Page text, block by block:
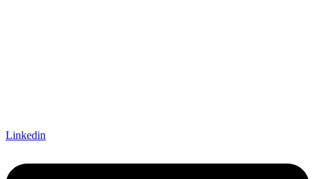
Linkedin